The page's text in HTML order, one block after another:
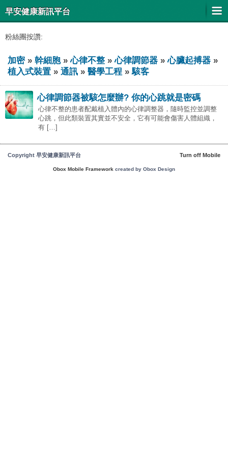
早安健康新訊平台
粉絲團按讚:
加密» 幹細胞»心律不整 »心律調節器 »心臟起搏器 »
植入式裝置 » 通訊 » 醫學工程 »駭客
心律調節器被駭怎麼辦? 你的心跳就是密碼
心律不整的患者配戴植入體內的心律調整器，隨時監控並調整
心跳，但此類裝置其實並不安全，它有可能會傷害人體組織，
有 […]
Copyright 早安健康新訊平台 Turn off Mobile
Obox Mobile Framework created by Obox Design